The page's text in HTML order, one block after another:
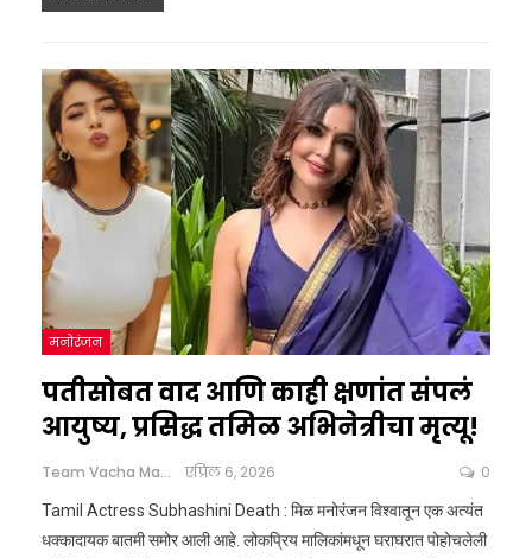
मनोरंजन
पतीसोबत वाद आणि काही क्षणांत संपलं
आयुष्य, प्रसिद्ध तमिळ अभिनेत्रीचा मृत्यू!
Team Vacha Marathi एप्रिल 6, 2026 0
Tamil Actress Subhashini Death : मिळ मनोरंजन विश्वातून एक अत्यंत
धक्कादायक बातमी समोर आली आहे. लोकप्रिय मालिकांमधून घराघरात पोहोचलेली